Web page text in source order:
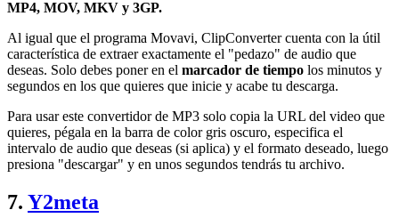
MP4, MOV, MKV y 3GP.
Al igual que el programa Movavi, ClipConverter cuenta con la útil
característica de extraer exactamente el "pedazo" de audio que
deseas. Solo debes poner en el marcador de tiempo los minutos y
segundos en los que quieres que inicie y acabe tu descarga.
Para usar este convertidor de MP3 solo copia la URL del video que
quieres, pégala en la barra de color gris oscuro, especifica el
intervalo de audio que deseas (si aplica) y el formato deseado, luego
presiona "descargar" y en unos segundos tendrás tu archivo.
7. Y2meta